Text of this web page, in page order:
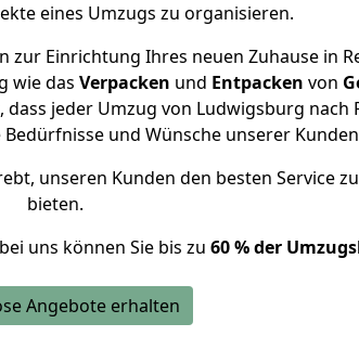
eines Umzugs zu organisieren.
Einrichtung Ihres neuen Zuhause in
wie das Verpacken und Entpacken von
jeder Umzug von Ludwigsburg
und Wünsche unserer
unseren Kunden den besten Service
bieten.
uns können Sie bis zu 60 % der
Angebote erhalten